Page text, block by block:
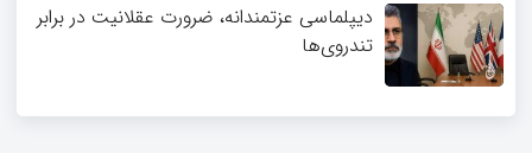
دیپلماسی عزتمندانه، ضرورت عقلانیت در برابر
تندروی‌ها